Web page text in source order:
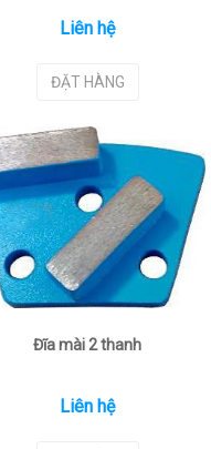
Liên hệ
ĐẶT HÀNG
Đĩa mài 2 thanh
Liên hệ